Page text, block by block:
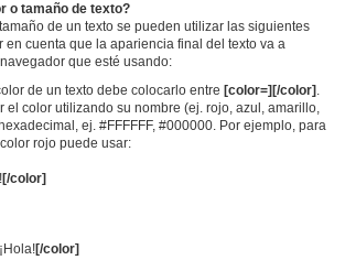
o tamaño de texto?
de un texto se pueden utilizar las siguientes
en cuenta que la apariencia final del texto va a
que esté usando:
de un texto debe colocarlo entre [color=][/color] .
el color utilizando su nombre (ej. rojo, azul, amarillo,
ej. #FFFFFF, #000000. Por ejemplo, para
rojo puede usar:
[/color]
¡Hola![/color]